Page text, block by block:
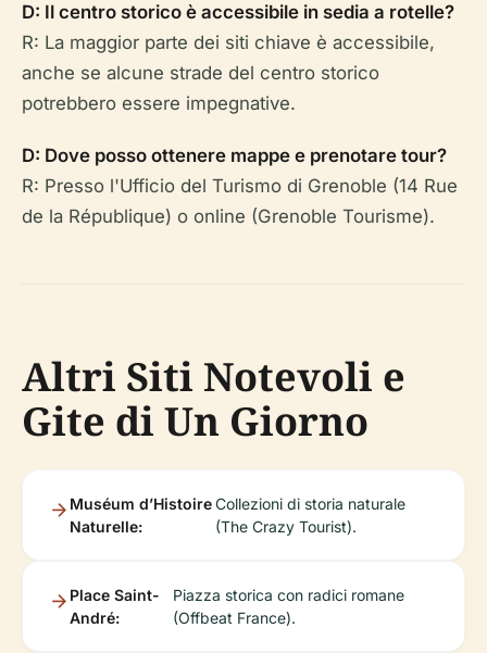
D: Il centro storico è accessibile in sedia a rotelle?
R: La maggior parte dei siti chiave è accessibile,
anche se alcune strade del centro storico
potrebbero essere impegnative.
D: Dove posso ottenere mappe e prenotare tour?
R: Presso l'Ufficio del Turismo di Grenoble (14 Rue
de la République) o online (Grenoble Tourisme).
Altri Siti Notevoli e
Gite di Un Giorno
Muséum d’Histoire
Naturelle:
Collezioni di storia naturale
(The Crazy Tourist).
Place Saint-
André:
Piazza storica con radici romane
(Offbeat France).